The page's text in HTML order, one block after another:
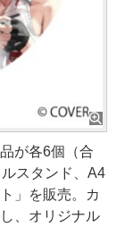
が各6個（合
スタンド、A4
」を販売。カ
、オリジナル